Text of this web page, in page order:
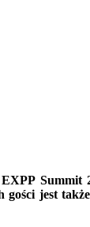
Summit
jest